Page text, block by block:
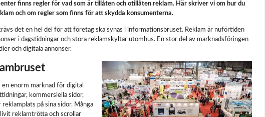
finns regler för vad som är tillåten och otillåten reklam. Här skriver vi om hur du
och om regler som finns för att skydda konsumenterna.
krävs det en hel del för att företag ska synas i informationsbruset. Reklam är nuförtiden
i dagstidningar och stora reklamskyltar utomhus. En stor del av marknadsföringen
och digitala annonser.
en enorm marknad för digital
kommersiella sidor,
på sina sidor. Många
reklamtrötta och scrollar